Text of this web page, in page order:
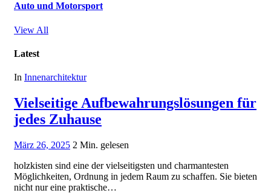
Auto und Motorsport
View All
Latest
In Innenarchitektur
Vielseitige Aufbewahrungslösungen für
jedes Zuhause
März 26, 2025 2 Min. gelesen
holzkisten sind eine der vielseitigsten und charmantesten
Möglichkeiten, Ordnung in jedem Raum zu schaffen. Sie bieten
nicht nur eine praktische…